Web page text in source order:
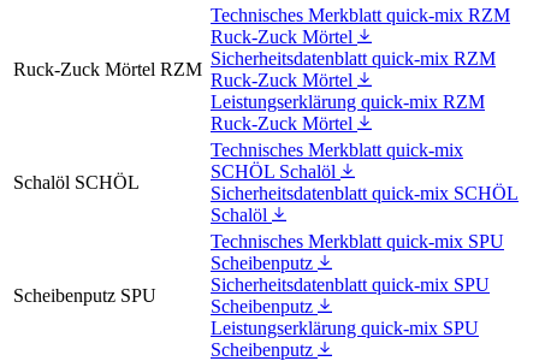
Ruck-Zuck Mörtel RZM
Technisches Merkblatt quick-mix RZM
Ruck-Zuck Mörtel
Sicherheitsdatenblatt quick-mix RZM
Ruck-Zuck Mörtel
Leistungserklärung quick-mix RZM
Ruck-Zuck Mörtel
Schalöl SCHÖL
Technisches Merkblatt quick-mix
SCHÖL Schalöl
Sicherheitsdatenblatt quick-mix SCHÖL
Schalöl
Scheibenputz SPU
Technisches Merkblatt quick-mix SPU
Scheibenputz
Sicherheitsdatenblatt quick-mix SPU
Scheibenputz
Leistungserklärung quick-mix SPU
Scheibenputz